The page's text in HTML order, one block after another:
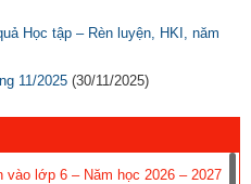
Học tập – Rèn luyện, HKI, năm
11/2025 (30/11/2025)
vào lớp 6 – Năm học 2026 – 2027